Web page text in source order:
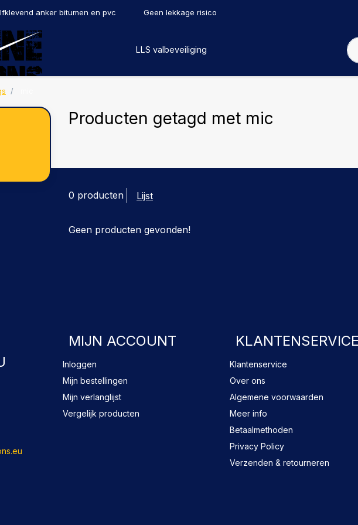
anker bitumen en pvc Geen lekkage risico
LLS valbeveiliging
Producten getagd met mic
0 producten Lijst
Geen producten gevonden!
MIJN ACCOUNT
Inloggen
Mijn bestellingen
Mijn verlanglijst
Vergelijk producten
Klantenservice
Over ons
Algemene voorwaarden
Meer info
Betaalmethoden
Privacy Policy
Verzenden & retourneren